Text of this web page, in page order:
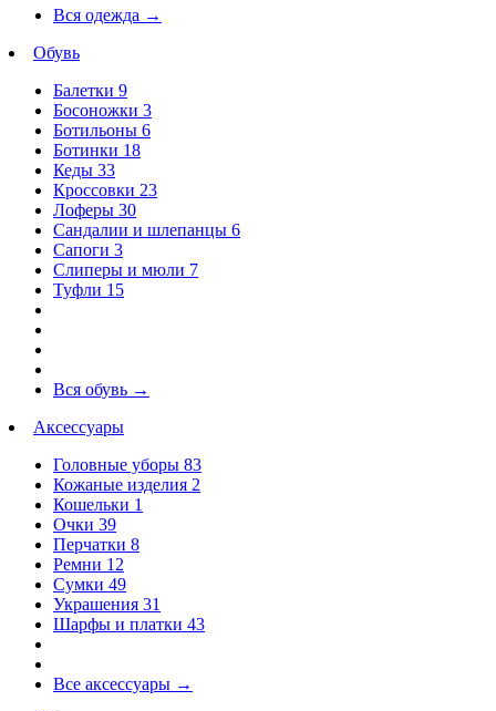
Вся одежда →
Обувь
Балетки 9
Босоножки 3
Ботильоны 6
Ботинки 18
Кеды 33
Кроссовки 23
Лоферы 30
Сандалии и шлепанцы 6
Сапоги 3
Слиперы и мюли 7
Туфли 15
Вся обувь →
Аксессуары
Головные уборы 83
Кожаные изделия 2
Кошельки 1
Очки 39
Перчатки 8
Ремни 12
Сумки 49
Украшения 31
Шарфы и платки 43
Все аксессуары →